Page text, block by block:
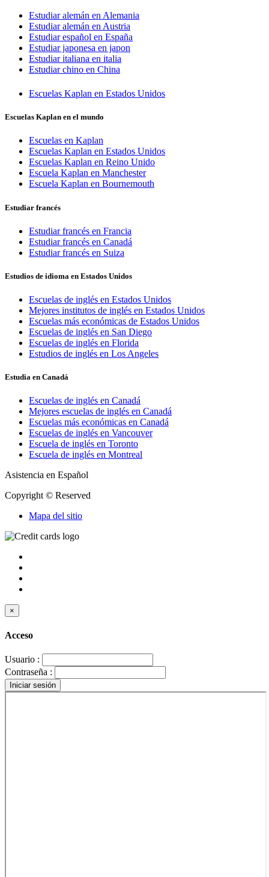
Estudiar alemán en Alemania
Estudiar alemán en Austria
Estudiar español en España
Estudiar japonesa en japon
Estudiar italiana en italia
Estudiar chino en China
Escuelas Kaplan en Estados Unidos
Escuelas Kaplan en el mundo
Escuelas en Kaplan
Escuelas Kaplan en Estados Unidos
Escuelas Kaplan en Reino Unido
Escuela Kaplan en Manchester
Escuela Kaplan en Bournemouth
Estudiar francés
Estudiar francés en Francia
Estudiar francés en Canadá
Estudiar francés en Suiza
Estudios de idioma en Estados Unidos
Escuelas de inglés en Estados Unidos
Mejores institutos de inglés en Estados Unidos
Escuelas más económicas de Estados Unidos
Escuelas de inglés en San Diego
Escuelas de inglés en Florida
Estudios de inglés en Los Angeles
Estudia en Canadá
Escuelas de inglés en Canadá
Mejores escuelas de inglés en Canadá
Escuelas más económicas en Canadá
Escuelas de inglés en Vancouver
Escuela de inglés en Toronto
Escuela de inglés en Montreal
Asistencia en Español
Copyright © Reserved
Mapa del sitio
×
Acceso
Usuario :
Contraseña :
Iniciar sesión